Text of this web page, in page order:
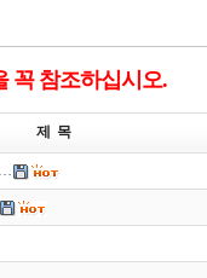
꼭 참조하십시오.
제 목
…